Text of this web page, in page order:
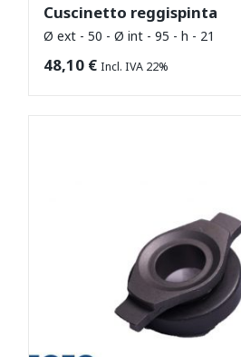
Cuscinetto reggispinta
Ø ext - 50 - Ø int - 95 - h - 21
48,10 € Incl. IVA 22%